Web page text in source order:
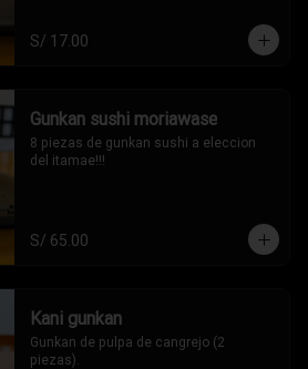
S/ 17.00
Gunkan sushi moriawase
8 piezas de gunkan sushi a eleccion
del itamae!!!
S/ 65.00
Kani gunkan
Gunkan de pulpa de cangrejo (2
piezas).